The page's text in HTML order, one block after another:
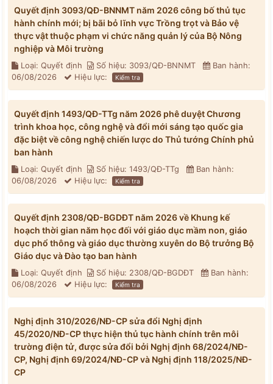
Quyết định 3093/QĐ-BNNMT năm 2026 công bố thủ tục
hành chính mới; bị bãi bỏ lĩnh vực Trồng trọt và Bảo vệ
thực vật thuộc phạm vi chức năng quản lý của Bộ Nông
nghiệp và Môi trường
Loại: Quyết định Số hiệu: 3093/QĐ-BNNMT
Ban hành:
06/08/2026
Hiệu lực: Kiểm tra
Quyết định 1493/QĐ-TTg năm 2026 phê duyệt Chương
trình khoa học, công nghệ và đổi mới sáng tạo quốc gia
đặc biệt về công nghệ chiến lược do Thủ tướng Chính phủ
ban hành
Loại: Quyết định Số hiệu: 1493/QĐ-TTg
Ban hành:
06/08/2026
Hiệu lực: Kiểm tra
Quyết định 2308/QĐ-BGDĐT năm 2026 về Khung kế
hoạch thời gian năm học đối với giáo dục mầm non, giáo
dục phổ thông và giáo dục thường xuyên do Bộ trưởng Bộ
Giáo dục và Đào tạo ban hành
Loại: Quyết định Số hiệu: 2308/QĐ-BGDĐT
Ban hành:
06/08/2026
Hiệu lực: Kiểm tra
Nghị định 310/2026/NĐ-CP sửa đổi Nghị định
45/2020/NĐ-CP thực hiện thủ tục hành chính trên môi
trường điện tử, được sửa đổi bởi Nghị định 68/2024/NĐ-
CP, Nghị định 69/2024/NĐ-CP và Nghị định 118/2025/NĐ-
CP